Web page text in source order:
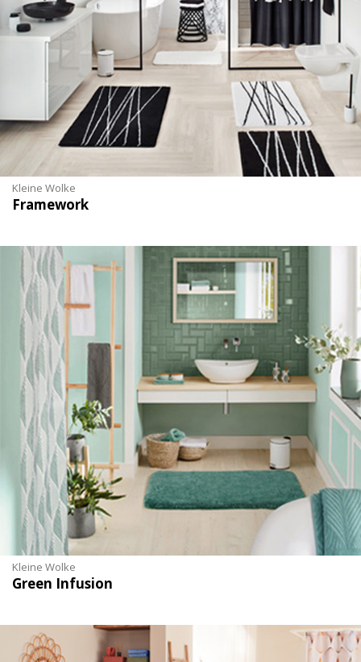
Kleine Wolke
Framework
Kleine Wolke
Green Infusion